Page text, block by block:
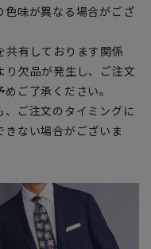
色味が異なる場合がござ
有しております関係
り欠品が発生し、ご注文
ご了承ください。
ご注文のタイミングに
ない場合がございま